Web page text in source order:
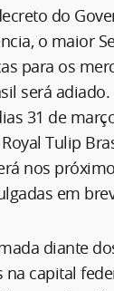
do
o maior
para os
será
31 de
Tulip
nos
em
diante
capital